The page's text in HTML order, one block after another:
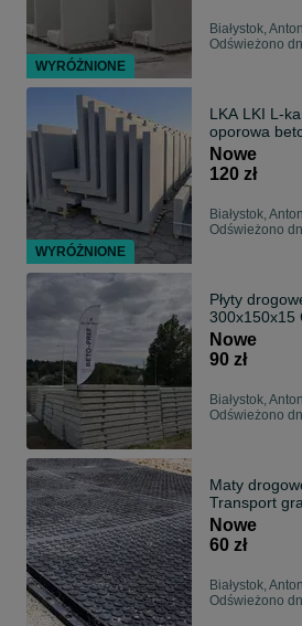
Białystok,
Odświeżono
LKA LKI L-
oporowa
TRANSPORT
Nowe
120 zł
Białystok,
Odświeżono
Płyty
300x150x15
Nowe
90 zł
Białystok,
Odświeżono
Maty
Transport
Nowe
60 zł
Białystok,
Odświeżono
WYRÓŻNIONE
WYRÓŻNIONE